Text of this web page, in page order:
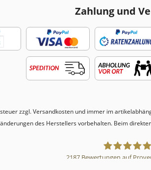
Zahlung und
zzgl.Versandkosten und immer im
des Herstellers vorbehalten. Beim
2187Bewertungen auf